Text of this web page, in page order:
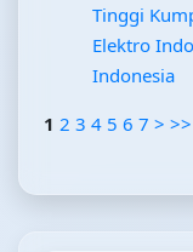
Tinggi
Elektro
Indonesia
1 2 3 4 5 6 7 > >>